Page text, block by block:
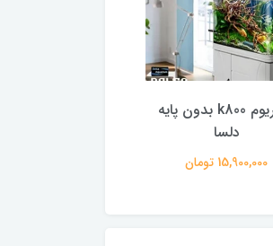
آکواریوم k800 بدون پایه
دلسا
15,900,000 تومان